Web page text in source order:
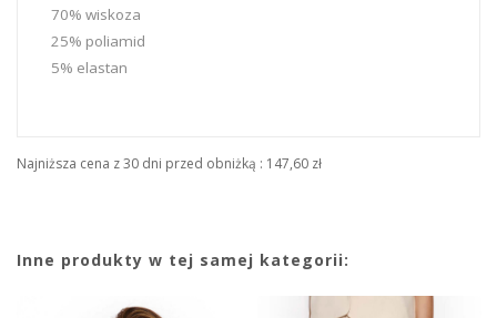
70% wiskoza
25% poliamid
5% elastan
Najniższa cena z 30 dni przed obniżką : 147,60 zł
Inne produkty w tej samej kategorii: